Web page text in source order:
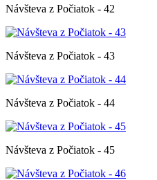
Návšteva z Počiatok - 42
Návšteva z Počiatok - 43
Návšteva z Počiatok - 44
Návšteva z Počiatok - 45